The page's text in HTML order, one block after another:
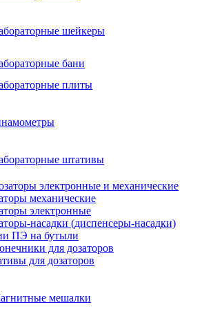
шейкеры
бани
плиты
штативы
электронные и механические
механические
электронные
насадки (диспенсеры-насадки)
ПЭ на бутыли
для дозаторов
для дозаторов
мешалки